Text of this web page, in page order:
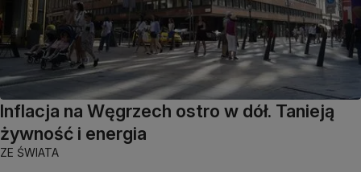
Inflacja na Węgrzech ostro w dół. Tanieją
żywność i energia
ZE ŚWIATA